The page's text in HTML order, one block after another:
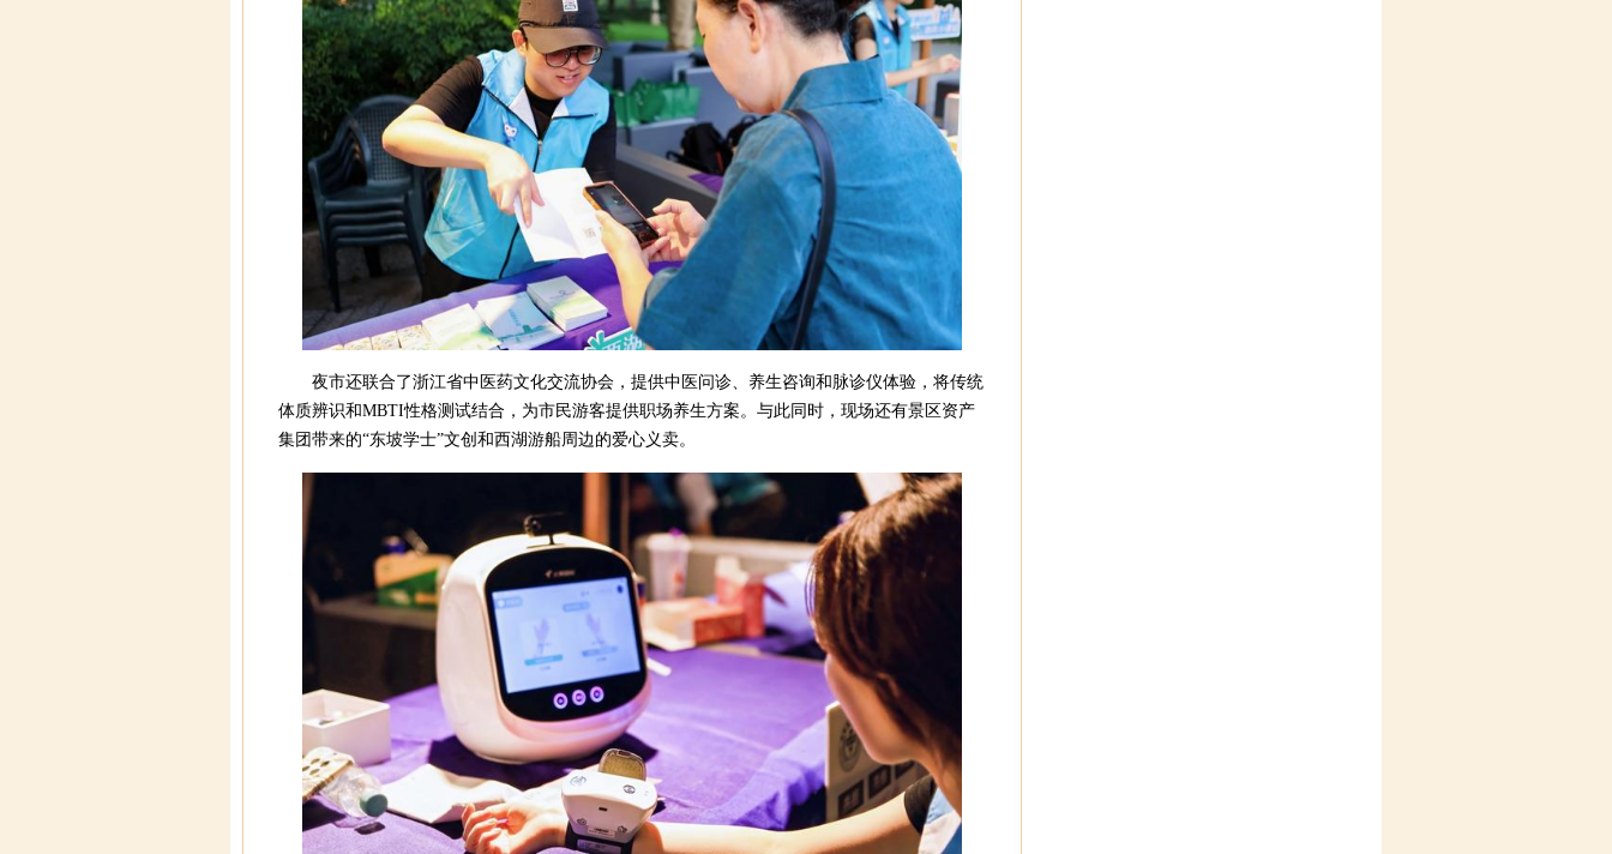
夜市还联合了浙江省中医药文化交流协会，提供中医问诊、养生咨询和脉诊仪体验，将传统
体质辨识和MBTI性格测试结合，为市民游客提供职场养生方案。与此同时，现场还有景区资产
集团带来的“东坡学士”文创和西湖游船周边的爱心义卖。